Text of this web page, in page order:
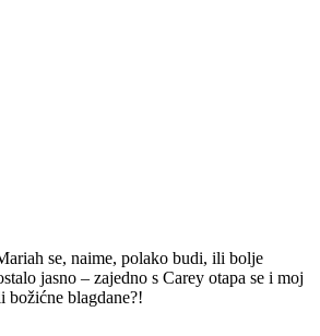
se, naime, polako budi, ili bolje
jasno – zajedno s Carey otapa se i moj
božićne blagdane?!